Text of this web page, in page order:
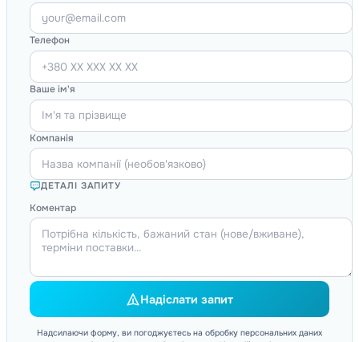
Телефон
Ваше ім'я
Компанія
ДЕТАЛІ ЗАПИТУ
Коментар
Надіслати запит
Надсилаючи форму, ви погоджуєтесь на обробку персональних даних